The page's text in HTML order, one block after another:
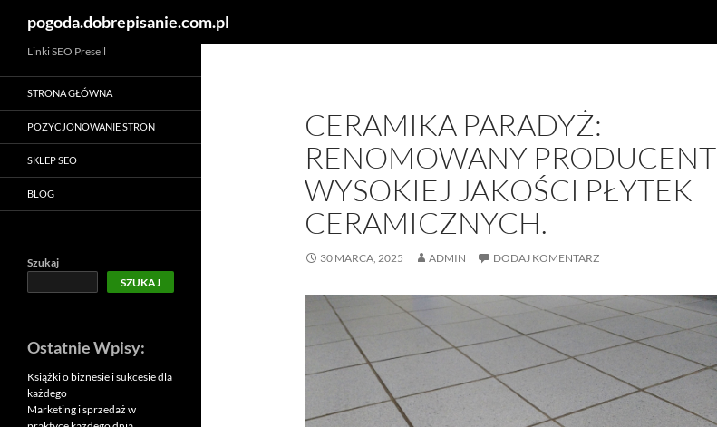
pogoda.dobrepisanie.com.pl
CERAMIKA PARADYŻ:
RENOMOWANY PRODUCENT
WYSOKIEJ JAKOŚCI PŁYTEK
CERAMICZNYCH.
30 MARCA, 2025 ADMIN DODAJ KOMENTARZ
Linki SEO Presell
STRONA GŁÓWNA
POZYCJONOWANIE STRON
SKLEP SEO
BLOG
Szukaj
SZUKAJ
Ostatnie Wpisy:
Książki o biznesie i sukcesie dla
każdego
Marketing i sprzedaż w